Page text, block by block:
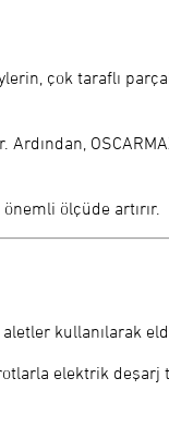
çok taraflı
ölçüde artırır.
kullanılarak
elektrik deşarj